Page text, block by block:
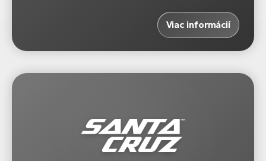
Viac informácií